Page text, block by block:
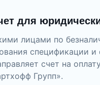
для
лицами по
спецификации и
счет на
Групп».